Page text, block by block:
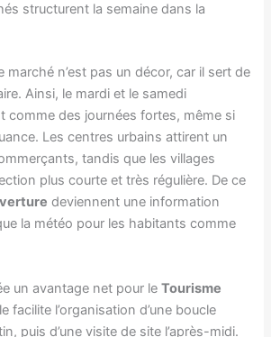
structurent la semaine dans la
marché n’est pas un décor, car il sert de
Ainsi, le mardi et le samedi
comme des journées fortes, même si
Les centres urbains attirent un
tandis que les villages
plus courte et très régulière. De ce
deviennent une information
la météo pour les habitants comme
un avantage net pour leTourisme
facilite l’organisation d’une boucle
puis d’une visite de site l’après-midi.